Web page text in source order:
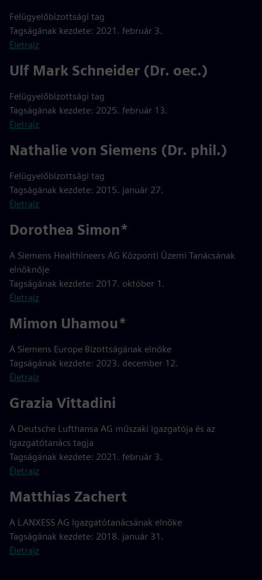
Felügyelőbizottsági tag
Tagságának kezdete: 2021. február 3.
Életrajz
Ulf Mark Schneider (Dr. oec.)
Felügyelőbizottsági tag
Tagságának kezdete: 2025. február 13.
Életrajz
Nathalie von Siemens (Dr. phil.)
Felügyelőbizottsági tag
Tagságának kezdete: 2015. január 27.
Életrajz
Dorothea Simon*
A Siemens Healthineers AG Központi Üzemi Tanácsának
elnöknője
Tagságának kezdete: 2017. október 1.
Életrajz
Mimon Uhamou*
A Siemens Europe Bizottságának elnöke
Tagságának kezdete: 2023. december 12.
Életrajz
Grazia Vittadini
A Deutsche Lufthansa AG műszaki igazgatója és az
Igazgatótanács tagja
Tagságának kezdete: 2021. február 3.
Életrajz
Matthias Zachert
A LANXESS AG Igazgatótanácsának elnöke
Tagságának kezdete: 2018. január 31.
Életrajz